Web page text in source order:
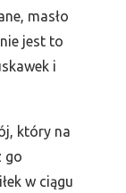
masło
jest to
i
który na
go
w ciągu